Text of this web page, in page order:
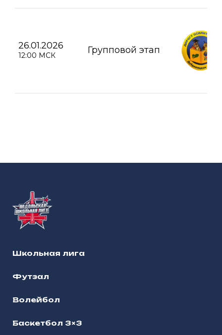
26.01.2026
12:00 МСК Групповой этап
Школьная лига
Футзал
Волейбол
Баскетбол 3×3